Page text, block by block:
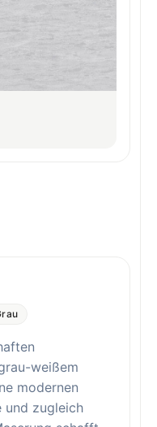
weißem
modernen
und zugleich